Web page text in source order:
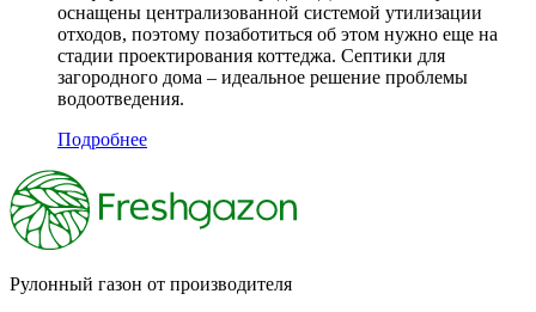
оснащены централизованной системой утилизации
отходов, поэтому позаботиться об этом нужно еще на
стадии проектирования коттеджа. Септики для
загородного дома – идеальное решение проблемы
водоотведения.
Подробнее
Рулонный газон от производителя